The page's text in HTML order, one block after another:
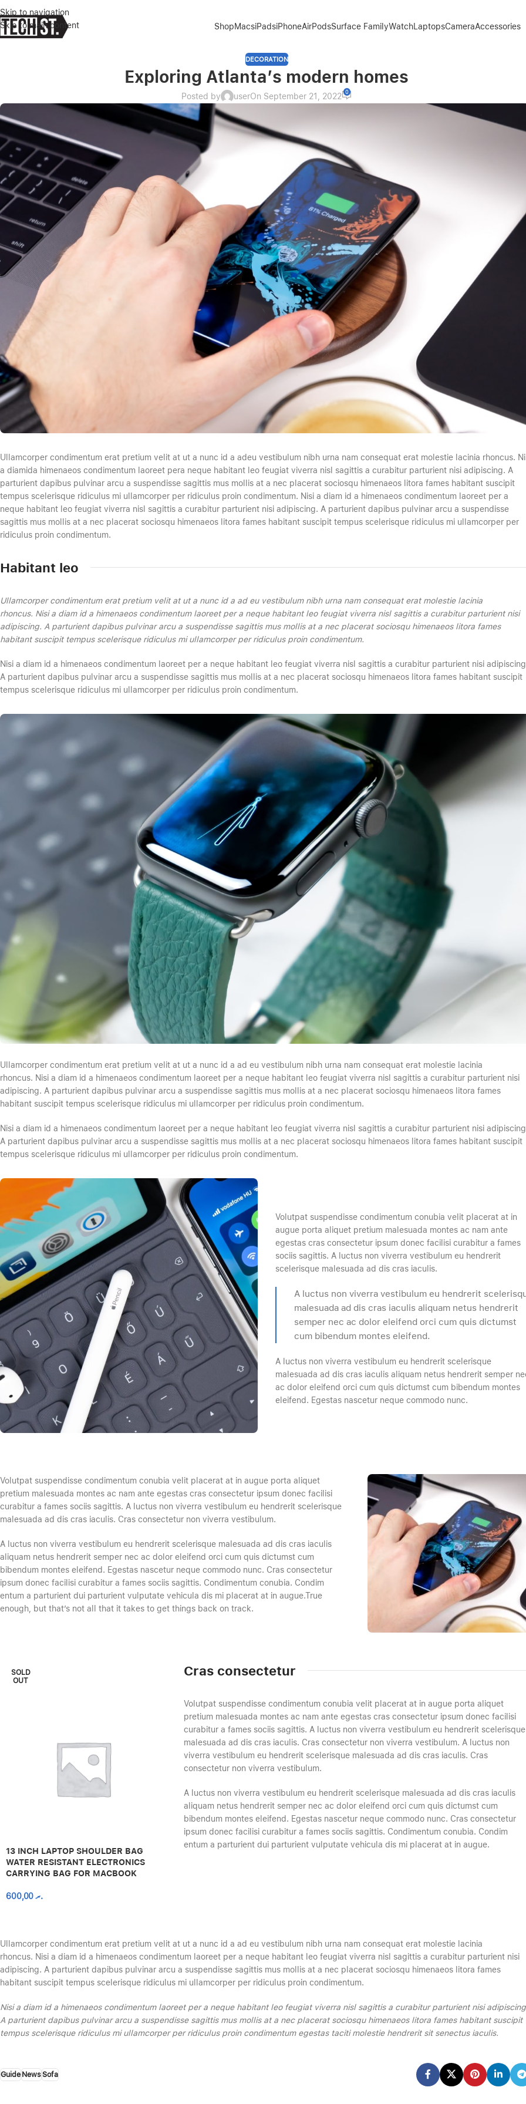
Skip to navigation
Skip to main content
ShopMacsiPadsiPhoneAirPodsSurface FamilyWatchLaptopsCameraAccessories
DECORATION
Exploring Atlanta’s modern homes
Posted by userOn September 21, 2022 0
Ullamcorper condimentum erat pretium velit at ut a nunc id a adeu vestibulum nibh urna nam consequat erat molestie lacinia rhoncus.
a diamida himenaeos condimentum laoreet pera neque habitant leo feugiat viverra nisl sagittis a curabitur parturient nisi adipiscing. A
parturient dapibus pulvinar arcu a suspendisse sagittis mus mollis at a nec placerat sociosqu himenaeos litora fames habitant suscipit
tempus scelerisque ridiculus mi ullamcorper per ridiculus proin condimentum. Nisi a diam id a himenaeos condimentum laoreet per a
neque habitant leo feugiat viverra nisl sagittis a curabitur parturient nisi adipiscing. A parturient dapibus pulvinar arcu a suspendisse
sagittis mus mollis at a nec placerat sociosqu himenaeos litora fames habitant suscipit tempus scelerisque ridiculus mi ullamcorper per
ridiculus proin condimentum.
Habitant leo
Ullamcorper condimentum erat pretium velit at ut a nunc id a ad eu vestibulum nibh urna nam consequat erat molestie lacinia
rhoncus. Nisi a diam id a himenaeos condimentum laoreet per a neque habitant leo feugiat viverra nisl sagittis a curabitur parturient nisi
adipiscing. A parturient dapibus pulvinar arcu a suspendisse sagittis mus mollis at a nec placerat sociosqu himenaeos litora fames
habitant suscipit tempus scelerisque ridiculus mi ullamcorper per ridiculus proin condimentum.
Nisi a diam id a himenaeos condimentum laoreet per a neque habitant leo feugiat viverra nisl sagittis a curabitur parturient nisi
A parturient dapibus pulvinar arcu a suspendisse sagittis mus mollis at a nec placerat sociosqu himenaeos litora fames habitant suscipit
tempus scelerisque ridiculus mi ullamcorper per ridiculus proin condimentum.
Ullamcorper condimentum erat pretium velit at ut a nunc id a ad eu vestibulum nibh urna nam consequat erat molestie lacinia
rhoncus. Nisi a diam id a himenaeos condimentum laoreet per a neque habitant leo feugiat viverra nisl sagittis a curabitur parturient nisi
adipiscing. A parturient dapibus pulvinar arcu a suspendisse sagittis mus mollis at a nec placerat sociosqu himenaeos litora fames
habitant suscipit tempus scelerisque ridiculus mi ullamcorper per ridiculus proin condimentum.
Nisi a diam id a himenaeos condimentum laoreet per a neque habitant leo feugiat viverra nisl sagittis a curabitur parturient nisi
A parturient dapibus pulvinar arcu a suspendisse sagittis mus mollis at a nec placerat sociosqu himenaeos litora fames habitant suscipit
tempus scelerisque ridiculus mi ullamcorper per ridiculus proin condimentum.
Volutpat suspendisse condimentum conubia velit placerat at in
augue porta aliquet pretium malesuada montes ac nam ante
egestas cras consectetur ipsum donec facilisi curabitur a fames
sociis sagittis. A luctus non viverra vestibulum eu hendrerit
scelerisque malesuada ad dis cras iaculis.
A luctus non viverra vestibulum eu hendrerit
malesuada ad dis cras iaculis aliquam netus hendrerit
semper nec ac dolor eleifend orci cum quis dictumst
cum bibendum montes eleifend.
A luctus non viverra vestibulum eu hendrerit scelerisque
malesuada ad dis cras iaculis aliquam netus hendrerit semper
ac dolor eleifend orci cum quis dictumst cum bibendum montes
eleifend. Egestas nascetur neque commodo nunc.
Volutpat suspendisse condimentum conubia velit placerat at in augue porta aliquet
pretium malesuada montes ac nam ante egestas cras consectetur ipsum donec facilisi
curabitur a fames sociis sagittis. A luctus non viverra vestibulum eu hendrerit scelerisque
malesuada ad dis cras iaculis. Cras consectetur non viverra vestibulum.
A luctus non viverra vestibulum eu hendrerit scelerisque malesuada ad dis cras iaculis
aliquam netus hendrerit semper nec ac dolor eleifend orci cum quis dictumst cum
bibendum montes eleifend. Egestas nascetur neque commodo nunc. Cras consectetur
ipsum donec facilisi curabitur a fames sociis sagittis. Condimentum conubia. Condim
entum a parturient dui parturient vulputate vehicula dis mi placerat at in augue.True
enough, but that’s not all that it takes to get things back on track.
SOLD
OUT
13 INCH LAPTOP SHOULDER BAG
WATER RESISTANT ELECTRONICS
CARRYING BAG FOR MACBOOK
.ރ600,00
Cras consectetur
Volutpat suspendisse condimentum conubia velit placerat at in augue porta aliquet
pretium malesuada montes ac nam ante egestas cras consectetur ipsum donec facilisi
curabitur a fames sociis sagittis. A luctus non viverra vestibulum eu hendrerit scelerisque
malesuada ad dis cras iaculis. Cras consectetur non viverra vestibulum. A luctus non
viverra vestibulum eu hendrerit scelerisque malesuada ad dis cras iaculis. Cras
consectetur non viverra vestibulum.
A luctus non viverra vestibulum eu hendrerit scelerisque malesuada ad dis cras iaculis
aliquam netus hendrerit semper nec ac dolor eleifend orci cum quis dictumst cum
bibendum montes eleifend. Egestas nascetur neque commodo nunc. Cras consectetur
ipsum donec facilisi curabitur a fames sociis sagittis. Condimentum conubia. Condim
entum a parturient dui parturient vulputate vehicula dis mi placerat at in augue.
Ullamcorper condimentum erat pretium velit at ut a nunc id a ad eu vestibulum nibh urna nam consequat erat molestie lacinia
rhoncus. Nisi a diam id a himenaeos condimentum laoreet per a neque habitant leo feugiat viverra nisl sagittis a curabitur parturient nisi
adipiscing. A parturient dapibus pulvinar arcu a suspendisse sagittis mus mollis at a nec placerat sociosqu himenaeos litora fames
habitant suscipit tempus scelerisque ridiculus mi ullamcorper per ridiculus proin condimentum.
Nisi a diam id a himenaeos condimentum laoreet per a neque habitant leo feugiat viverra nisl sagittis a curabitur parturient nisi
A parturient dapibus pulvinar arcu a suspendisse sagittis mus mollis at a nec placerat sociosqu himenaeos litora fames habitant suscipit
tempus scelerisque ridiculus mi ullamcorper per ridiculus proin condimentum egestas taciti molestie hendrerit sit senectus iaculis.
GuideNewsSofa